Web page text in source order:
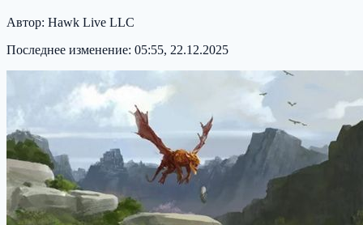
Автор: Hawk Live LLC
Последнее изменение: 05:55, 22.12.2025